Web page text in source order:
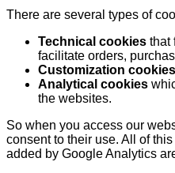
There are several types of
Technical cookies that
facilitate orders,
Customization cookies
Analytical cookies
the websites.
So when you access our
consent to their use. All of
added by Google Analytics